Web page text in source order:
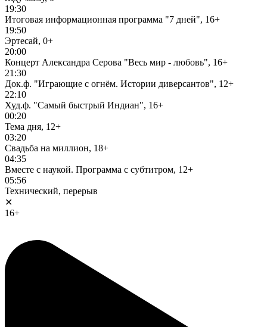
19:30
Итоговая информационная программа "7 дней", 16+
19:50
Эртесай, 0+
20:00
Концерт Александра Серова "Весь мир - любовь", 16+
21:30
Док.ф. "Играющие с огнём. Истории диверсантов", 12+
22:10
Худ.ф. "Самый быстрый Индиан", 16+
00:20
Тема дня, 12+
03:20
Свадьба на миллион, 18+
04:35
Вместе с наукой. Программа с субтитром, 12+
05:56
Технический, перерыв
✕
16+